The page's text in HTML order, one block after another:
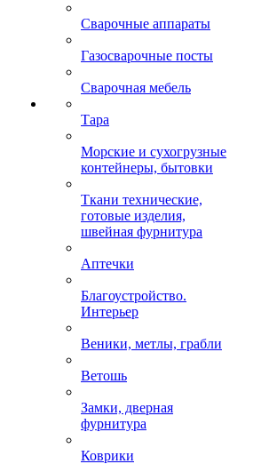
Сварочные аппараты
Газосварочные посты
Сварочная мебель
Тара
Морские и сухогрузные
контейнеры, бытовки
Ткани технические,
готовые изделия,
швейная фурнитура
Аптечки
Благоустройство.
Интерьер
Веники, метлы, грабли
Ветошь
Замки, дверная
фурнитура
Коврики